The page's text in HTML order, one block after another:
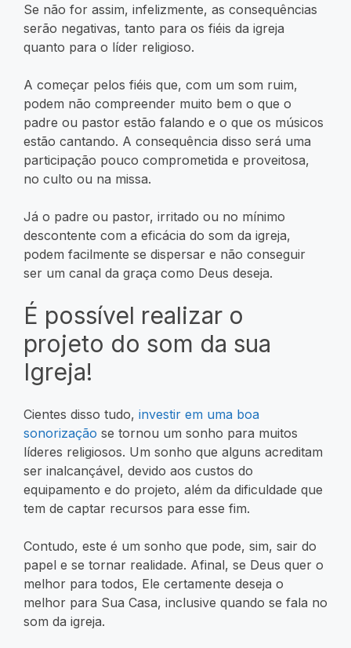
Se não for assim, infelizmente, as consequências
serão negativas, tanto para os fiéis da igreja
quanto para o líder religioso.
A começar pelos fiéis que, com um som ruim,
podem não compreender muito bem o que o
padre ou pastor estão falando e o que os músicos
estão cantando. A consequência disso será uma
participação pouco comprometida e proveitosa,
no culto ou na missa.
Já o padre ou pastor, irritado ou no mínimo
descontente com a eficácia do som da igreja,
podem facilmente se dispersar e não conseguir
ser um canal da graça como Deus deseja.
É possível realizar o
projeto do som da sua
Igreja!
Cientes disso tudo, investir em uma boa
sonorização se tornou um sonho para muitos
líderes religiosos. Um sonho que alguns acreditam
ser inalcançável, devido aos custos do
equipamento e do projeto, além da dificuldade que
tem de captar recursos para esse fim.
Contudo, este é um sonho que pode, sim, sair do
papel e se tornar realidade. Afinal, se Deus quer o
melhor para todos, Ele certamente deseja o
melhor para Sua Casa, inclusive quando se fala no
som da igreja.